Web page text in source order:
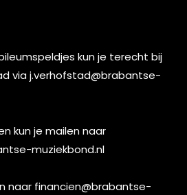
kun je terecht bij
viaj.verhofstad@brabantse-
kun je mailen naar
muziekbond.nl
naar financien@brabantse-